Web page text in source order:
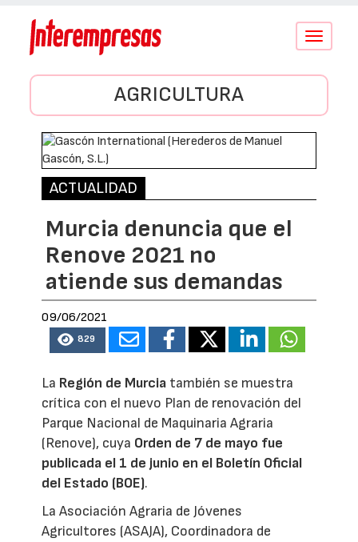
Conmutar
AGRICULTURA
ACTUALIDAD
Murcia denuncia que el
Renove 2021 no
atiende sus demandas
09/06/2021
829
La Región de Murcia también se muestra
crítica con el nuevo Plan de renovación del
Parque Nacional de Maquinaria Agraria
(Renove), cuya Orden de 7 de mayo fue
publicada el 1 de junio en el Boletín Oficial
del Estado (BOE).
La Asociación Agraria de Jóvenes
Agricultores (ASAJA), Coordinadora de